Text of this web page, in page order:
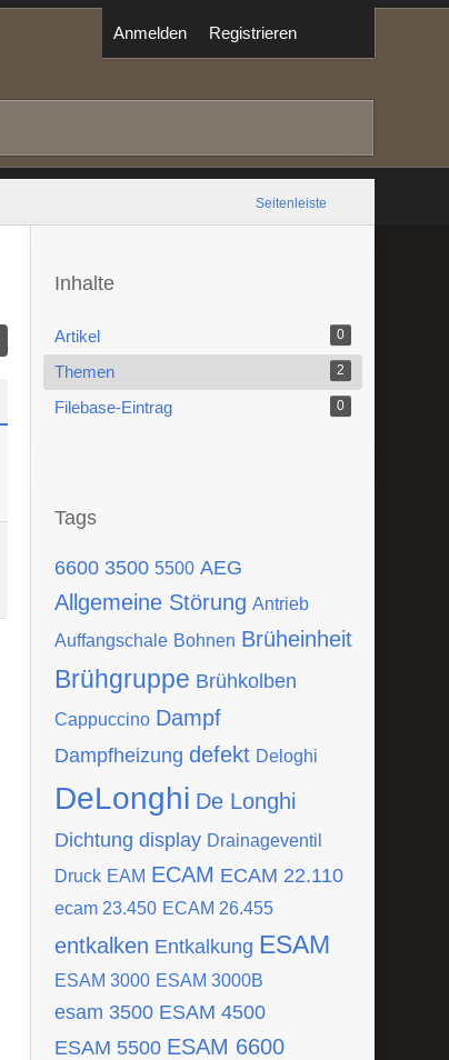
Anmelden Registrieren
Seitenleiste
Inhalte
Artikel 0
Themen 2
Filebase-Eintrag 0
Tags
6600 3500 5500 AEG
Allgemeine Störung Antrieb
Auffangschale Bohnen Brüheinheit
Brühgruppe Brühkolben
Cappuccino Dampf
Dampfheizung defekt Deloghi
DeLonghi De Longhi
Dichtung display Drainageventil
Druck EAM ECAM ECAM 22.110
ecam 23.450 ECAM 26.455
entkalken Entkalkung ESAM
ESAM 3000 ESAM 3000B
esam 3500 ESAM 4500
ESAM 5500 ESAM 6600